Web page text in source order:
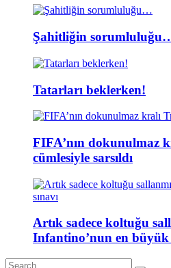
Şahitliğin
Tatarları beklerken!
FIFA’nın dokunulmaz
cümlesiyle sarsıldı
Artık sadece koltuğu
Infantino’nun en büyük